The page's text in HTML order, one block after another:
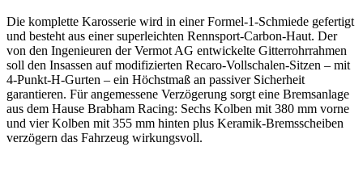
Die komplette Karosserie wird in einer Formel-1-Schmiede gefertigt
und besteht aus einer superleichten Rennsport-Carbon-Haut. Der
von den Ingenieuren der Vermot AG entwickelte Gitterrohrrahmen
soll den Insassen auf modifizierten Recaro-Vollschalen-Sitzen – mit
4-Punkt-H-Gurten – ein Höchstmaß an passiver Sicherheit
garantieren. Für angemessene Verzögerung sorgt eine Bremsanlage
aus dem Hause Brabham Racing: Sechs Kolben mit 380 mm vorne
und vier Kolben mit 355 mm hinten plus Keramik-Bremsscheiben
verzögern das Fahrzeug wirkungsvoll.